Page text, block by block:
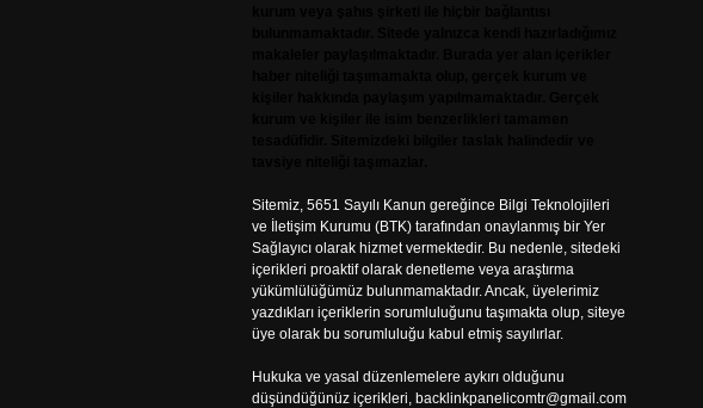
Sitemiz, 5651 Sayılı Kanun gereğince Bilgi Teknolojileri
ve İletişim Kurumu (BTK) tarafından onaylanmış bir Yer
Sağlayıcı olarak hizmet vermektedir. Bu nedenle, sitedeki
içerikleri proaktif olarak denetleme veya araştırma
yükümlülüğümüz bulunmamaktadır. Ancak, üyelerimiz
yazdıkları içeriklerin sorumluluğunu taşımakta olup, siteye
üye olarak bu sorumluluğu kabul etmiş sayılırlar.
Hukuka ve yasal düzenlemelere aykırı olduğunu
düşündüğünüz içerikleri, backlinkpanelicomtr@gmail.com